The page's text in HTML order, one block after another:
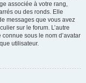
associée à votre rang,
ou des ronds. Elle
messages que vous avez
sur le forum. L’autre
sous le nom d’avatar
utilisateur.